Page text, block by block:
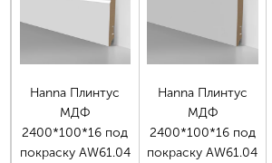
Hanna Плинтус
МДФ
2400*100*16 под
покраску AW61.04
Hanna Плинтус
МДФ
2400*100*16 под
покраску AW61.04